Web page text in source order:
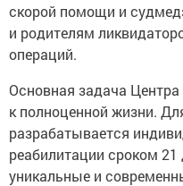
скорой помощи и
и родителям
операций.
Основная задача
к полноценной жизни.
разрабатывается
реабилитации сроком
уникальные и